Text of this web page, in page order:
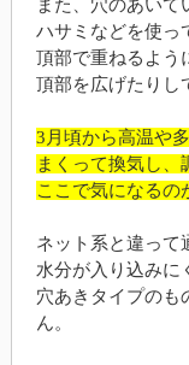
また、穴のあいて
ハサミなどを使っ
頂部で重ねるよう
頂部を広げたりし
3月頃から高温や
まくって換気し、
ここで気になるの
ネット系と違って
水分が入り込みに
穴あきタイプのも
ん。